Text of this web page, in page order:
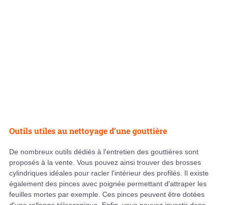
Outils utiles au nettoyage d’une gouttière
De nombreux outils dédiés à l'entretien des gouttières sont
proposés à la vente. Vous pouvez ainsi trouver des brosses
cylindriques idéales pour racler l'intérieur des profilés. Il existe
également des pinces avec poignée permettant d'attraper les
feuilles mortes par exemple. Ces pinces peuvent être dotées